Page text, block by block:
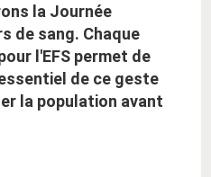
la Journée
de sang. Chaque
l'EFS permet de
de ce geste
la population avant